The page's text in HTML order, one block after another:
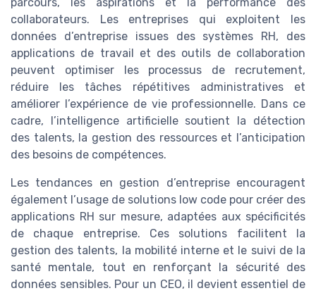
collaborateurs. Les entreprises qui exploitent les
données d’entreprise issues des systèmes RH, des
applications de travail et des outils de collaboration
peuvent optimiser les processus de recrutement,
réduire les tâches répétitives administratives et
améliorer l’expérience de vie professionnelle. Dans ce
cadre, l’intelligence artificielle soutient la détection
des talents, la gestion des ressources et l’anticipation
des besoins de compétences.
Les tendances en gestion d’entreprise encouragent
également l’usage de solutions low code pour créer des
applications RH sur mesure, adaptées aux spécificités
de chaque entreprise. Ces solutions facilitent la
gestion des talents, la mobilité interne et le suivi de la
santé mentale, tout en renforçant la sécurité des
données sensibles. Pour un CEO, il devient essentiel de